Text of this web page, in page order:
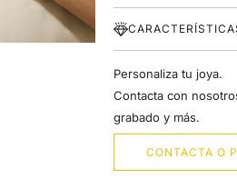
Personaliza tu joya.
Contacta con
grabado y más.
CONTACTA O